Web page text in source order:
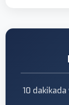
10 dakikada